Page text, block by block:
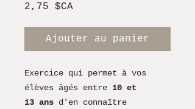
2,75 $CAPrix
Ajouter au panier
Exercice qui permet à vos
élèves âgés entre 10 et
13 ans d'en connaître